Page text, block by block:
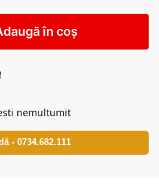
în coș
nemultumit
- 0734.682.111